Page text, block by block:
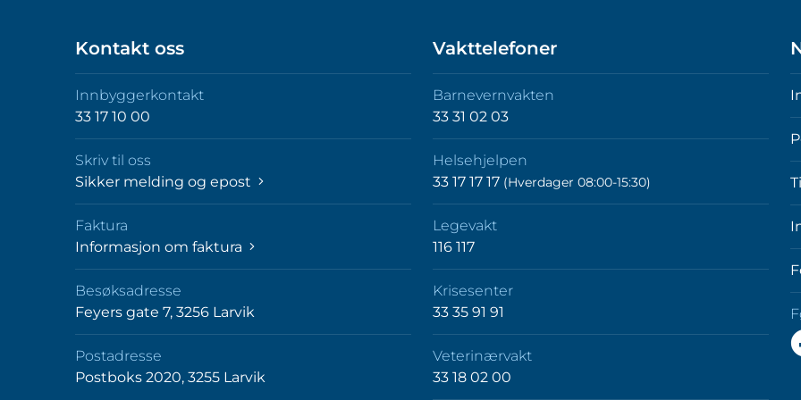
Kontakt oss
Innbyggerkontakt
33 17 10 00
Skriv til oss
Sikker melding og epost
Faktura
Informasjon om faktura
Besøksadresse
Feyers gate 7, 3256 Larvik
Postadresse
Postboks 2020, 3255 Larvik
Vakttelefoner
Barnevernvakten
33 31 02 03
Helsehjelpen
33 17 17 17 (Hverdager 08:00-15:30)
Legevakt
116 117
Krisesenter
33 35 91 91
Veterinærvakt
33 18 02 00